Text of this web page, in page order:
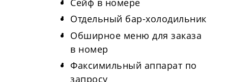
Отдельный бар-холодильник
Обширное меню для заказа
в номер
Факсимильный аппарат по
запросу